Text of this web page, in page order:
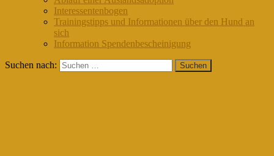
Interessentenbogen
Trainingstipps und Informationen über den Hund an
sich
Information Spendenbescheinigung
Suchen nach: